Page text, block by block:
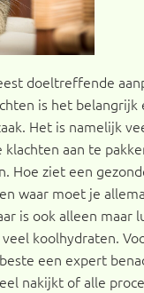
doeltreffende
is het belangrijk
Het is namelijk
klachten aan te
Hoe ziet een
waar moet je
is ook alleen maar
koolhydraten.
een expert
nakijkt of alle